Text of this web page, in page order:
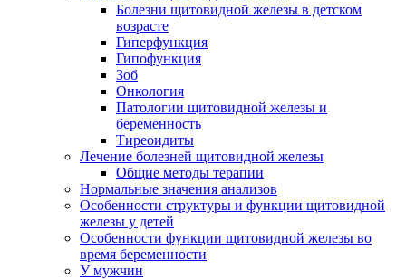
Болезни щитовидной железы в детском
возрасте
Гиперфункция
Гипофункция
Зоб
Онкология
Патологии щитовидной железы и
беременность
Тиреоидиты
Лечение болезней щитовидной железы
Общие методы терапии
Нормальные значения анализов
Особенности структуры и функции щитовидной
железы у детей
Особенности функции щитовидной железы во
время беременности
У мужчин